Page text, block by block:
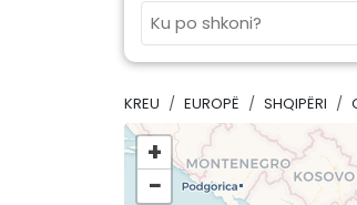
KREU EUROPË SHQIPËRI
+
−